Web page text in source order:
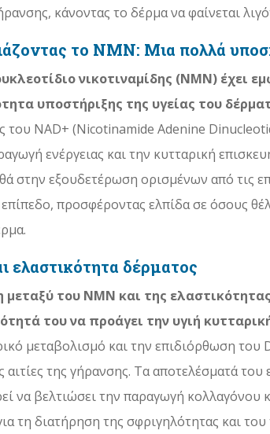
κάνοντας το δέρμα να φαίνεται
το NMN: Μια πολλά
νικοτιναμίδης (NMN) έχει
υποστήριξης της υγείας του
του NAD+ (Nicotinamide Adenine
ενέργειας και την κυτταρική
στην εξουδετέρωση ορισμένων από τις
προσφέροντας ελπίδα σε όσους
ελαστικότητα δέρματος
μεταξύ του NMN και της
του να προάγει την υγιή
μεταβολισμό και την επιδιόρθωση του
αιτίες της γήρανσης. Τα αποτελέσματά του
να βελτιώσει την παραγωγή κολλαγόνου
τη διατήρηση της σφριγηλότητας και του